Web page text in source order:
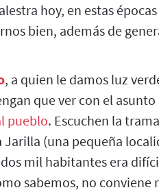
hoy, en estas
bien, además de
, a quien le damos luz
que ver con el asunto
pueblo. Escuchen la
Jarilla (una pequeña
mil habitantes era
sabemos, no conviene